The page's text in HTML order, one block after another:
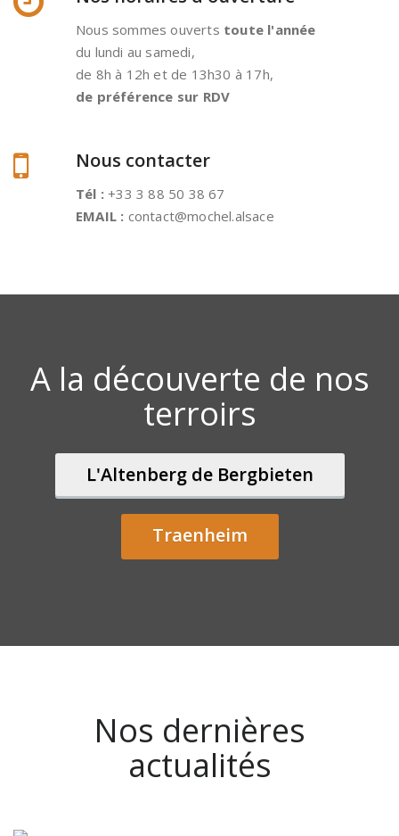
Nous sommes ouverts toute l'année
du lundi au samedi,
de 8h à 12h et de 13h30 à 17h,
de préférence sur RDV
Nous contacter
Tél : +33 3 88 50 38 67
EMAIL : contact@mochel.alsace
A la découverte de nos
terroirs
L'Altenberg de Bergbieten
Traenheim
Nos dernières
actualités